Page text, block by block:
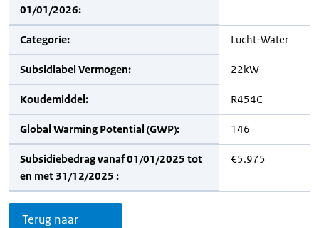
01/01/2026:
Categorie: Lucht-Water
Subsidiabel Vermogen: 22kW
Koudemiddel: R454C
Global Warming Potential (GWP): 146
Subsidiebedrag vanaf 01/01/2025 tot
en met 31/12/2025 :
€5.975
Terug naar